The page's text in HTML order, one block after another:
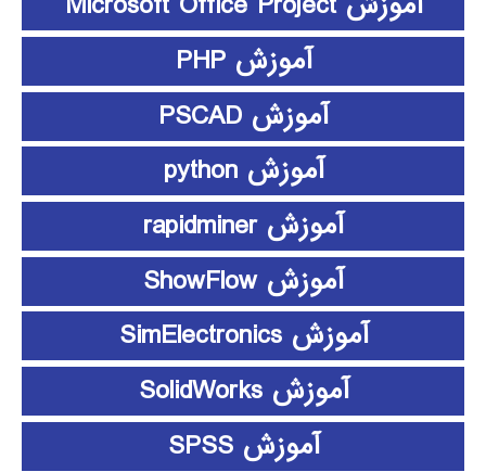
آموزش PHP
آموزش PSCAD
آموزش python
آموزش rapidminer
آموزش ShowFlow
آموزش SimElectronics
آموزش SolidWorks
آموزش SPSS